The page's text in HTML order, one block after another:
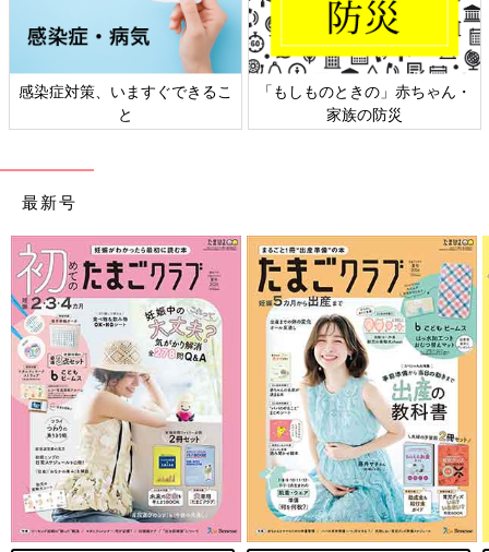
のときの」赤ちゃん・
日本外来小児科学会リーフレッ
六星占
最新号